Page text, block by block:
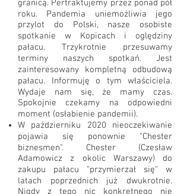
granicą. Pertraktujemy przez ponad pół
roku. Pandemia uniemożliwia jego
przylot do Polski, nasze osobiste
spotkanie w Kopicach i oględziny
pałacu. Trzykrotnie przesuwamy
terminy naszych spotkań. Jest
zainteresowany kompletną odbudową
pałacu. Informuję o tym właściciela.
Wydaje nam się, że mamy czas.
Spokojnie czekamy na odpowiedni
moment (osłabienie pandemii).
W październiku 2020 nieoczekiwanie
pojawia się ponownie "Chester
biznesmen". Chester (Czesław
Adamowicz z okolic Warszawy) do
zakupu pałacu "przymierzał się" w
latach poprzednich już dwukrotnie.
Nigdy z tego nic konkretnego nie